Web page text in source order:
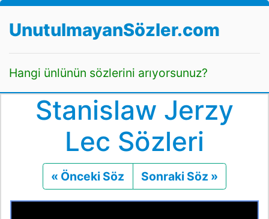
UnutulmayanSözler.com
Hangi ünlünün sözlerini arıyorsunuz?
Stanislaw Jerzy
Lec Sözleri
« Önceki Söz Önceki
Sonraki Söz »